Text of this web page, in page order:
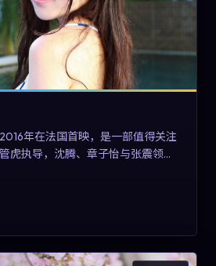
年在法国首映，是一部值得关注
虎执导，沈腾、章子怡与张震领衔
现实交错呈现记忆的可塑性，整体
解法国喜剧类型创作的观众在线观